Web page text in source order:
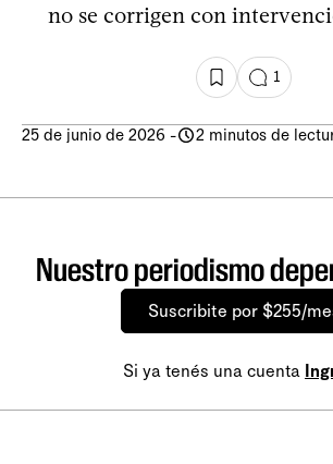
no se corrigen con
1
25 de junio de 2026 - 2 minutos de
Nuestro periodismo
Suscribite por $255/
Si ya tenés una cuenta